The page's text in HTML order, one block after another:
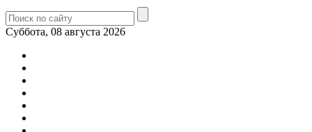
Суббота, 08 августа 2026